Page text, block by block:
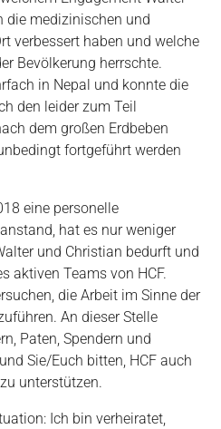
die medizinischen und
verbessert haben und welche
Bevölkerung herrschte.
in Nepal und konnte die
den leider zum Teil
dem großen Erdbeben
fortgeführt werden
eine personelle
hat es nur weniger
und Christian bedurft und
aktiven Teams von HCF.
die Arbeit im Sinne der
An dieser Stelle
Paten, Spendern und
Sie/Euch bitten, HCF auch
unterstützen.
Ich bin verheiratet,